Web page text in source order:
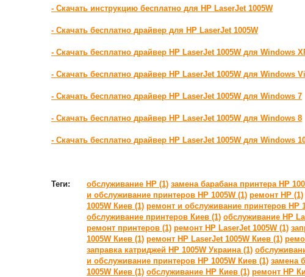
- Скачать инструкцию бесплатно для HP LaserJet 1005W
- Скачать бесплатно драйвер для HP LaserJet 1005W
- Скачать бесплатно драйвер HP LaserJet 1005W для Windows
- Скачать бесплатно драйвер HP LaserJet 1005W для Windows
- Скачать бесплатно драйвер HP LaserJet 1005W для Windows 7
- Скачать бесплатно драйвер HP LaserJet 1005W для Windows 8
- Скачать бесплатно драйвер HP LaserJet 1005W для Windows
Теги: обслуживание HP (1) замена барабана принтера HP
и обслуживание принтеров HP 1005W (1) ремонт HP (1)
1005W Киев (1) ремонт и обслуживание принтеров HP
обслуживание принтеров Киев (1) обслуживание HP
ремонт принтеров (1) ремонт HP LaserJet 1005W (1)
1005W Киев (1) ремонт HP LaserJet 1005W Киев (1)
заправка катриджей HP 1005W Украина (1)
и обслуживание принтеров HP 1005W Киев (1) замена
1005W Киев (1) обслуживание HP Киев (1) ремонт HP